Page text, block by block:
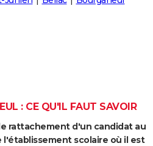
: CE QU'IL FAUT SAVOIR
rattachement d'un candidat au
l'établissement scolaire où il est